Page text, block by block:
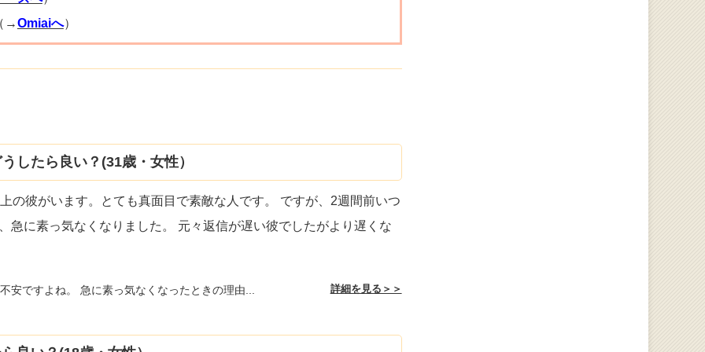
→Omiaiへ）
したら良い？(31歳・女性）
の彼がいます。とても真面目で素敵な人です。 ですが、2週間前いつ
急に素っ気なくなりました。 元々返信が遅い彼でしたがより遅くな
安ですよね。 急に素っ気なくなったときの理由... 詳細を見る＞＞